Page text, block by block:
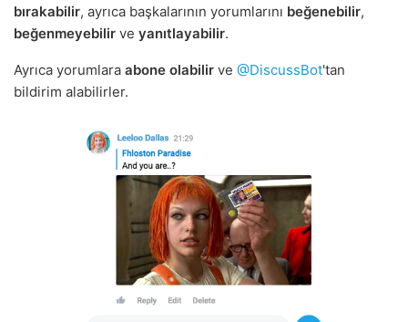
bırakabilir, ayrıca başkalarının yorumlarını beğenebilir,
beğenmeyebilir ve yanıtlayabilir.
Ayrıca yorumlara abone olabilir ve @DiscussBot'tan
bildirim alabilirler.